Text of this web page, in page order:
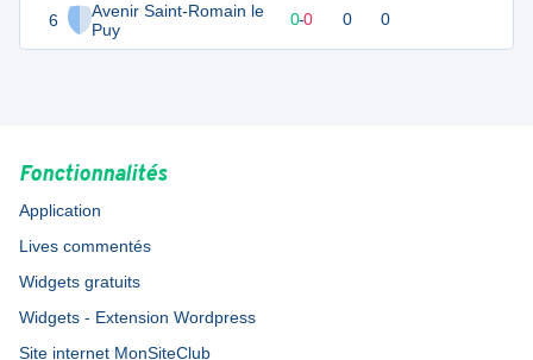
6
Avenir Saint-Romain le
Puy
0 0 0-0 0 0
Fonctionnalités
Application
Lives commentés
Widgets gratuits
Widgets - Extension Wordpress
Site internet MonSiteClub